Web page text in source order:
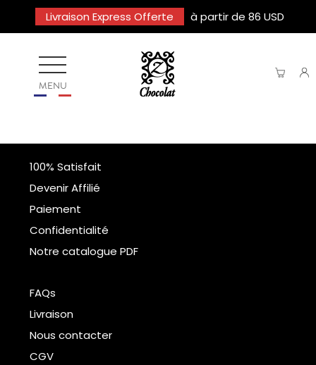
Livraison Express Offerte à partir de 86 USD
MENU
100% Satisfait
Devenir Affilié
Paiement
Confidentialité
Notre catalogue PDF
FAQs
Livraison
Nous contacter
CGV